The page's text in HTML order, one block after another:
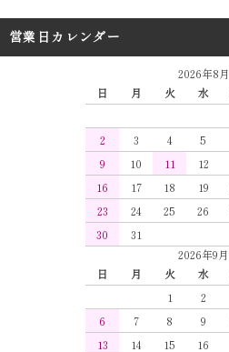
営業日カレンダー
2026年8月
日
月 火 水
2
3 4 5
9
10 11 12
16
17 18 19
23
24 25 26
30
31
2026年9月
日
月 火 水
1
2
6
7 8 9
13
14 15 16